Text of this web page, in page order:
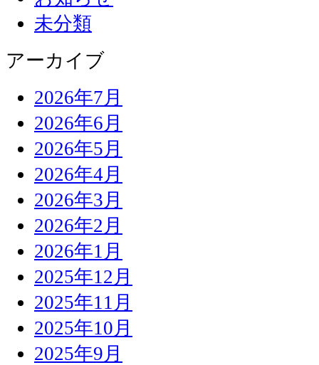
未分類
アーカイブ
2026年7月
2026年6月
2026年5月
2026年4月
2026年3月
2026年2月
2026年1月
2025年12月
2025年11月
2025年10月
2025年9月